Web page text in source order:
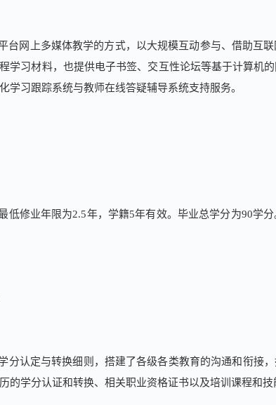
台网上多媒体教学的方式，以大规模互动参与、借助互
学习材料，也提供电子书签、交互性论坛等基于计算机
学习跟踪系统与教师在线答疑辅导系统支持服务。
低修业年限为2.5年，学籍5年有效。毕业总学分为90学
分认定与转换细则，搭建了各级各类教育的沟通和衔接
的学分认证和转换、相关职业资格证书以及培训课程和技